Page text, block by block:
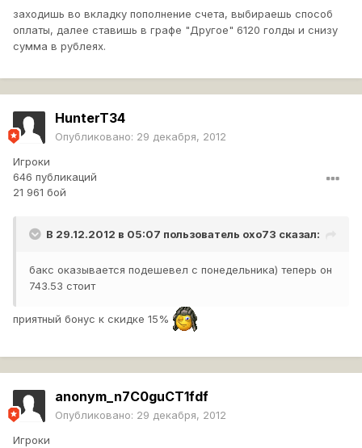
заходишь во вкладку пополнение счета, выбираешь способ
оплаты, далее ставишь в графе "Другое" 6120 голды и снизу
сумма в рублеях.
HunterT34
Опубликовано: 29 декабря, 2012
Игроки
646 публикаций
21 961 бой
В 29.12.2012 в 05:07 пользователь oxo73 сказал:
бакс оказывается подешевел с понедельника) теперь он
743.53 стоит
приятный бонус к скидке 15%
anonym_n7C0guCT1fdf
Опубликовано: 29 декабря, 2012
Игроки